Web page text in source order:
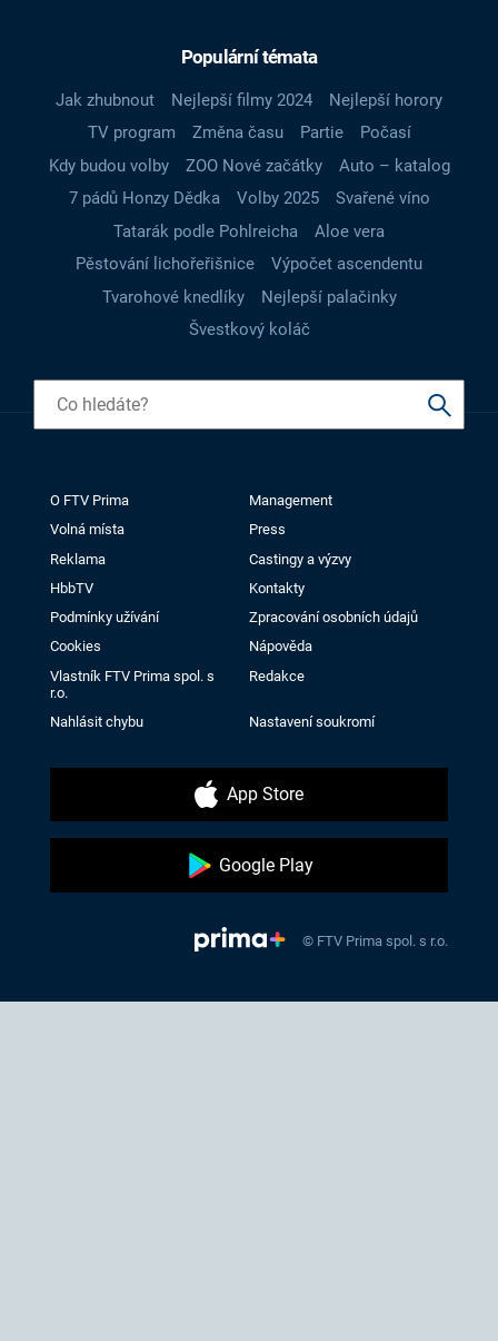
Populární témata
Jak zhubnout Nejlepší filmy 2024
Nejlepší horory
TV program
Změna času Partie
Počasí
Kdy budou volby
ZOO Nové začátky
Auto – katalog
7 pádů Honzy Dědka
Volby 2025
Svařené víno
Tatarák podle Pohlreicha
Aloe vera
Pěstování lichořeřišnice
Výpočet ascendentu
Tvarohové knedlíky
Nejlepší palačinky
Švestkový koláč
O FTV Prima
Management
Volná místa
Press
Reklama
Castingy a výzvy
HbbTV
Kontakty
Podmínky užívání
Zpracování osobních údajů
Cookies
Nápověda
Vlastník FTV Prima spol. s
r.o.
Redakce
Nahlásit chybu Nastavení soukromí
App Store
Google Play
© FTV Prima spol. s r.o.